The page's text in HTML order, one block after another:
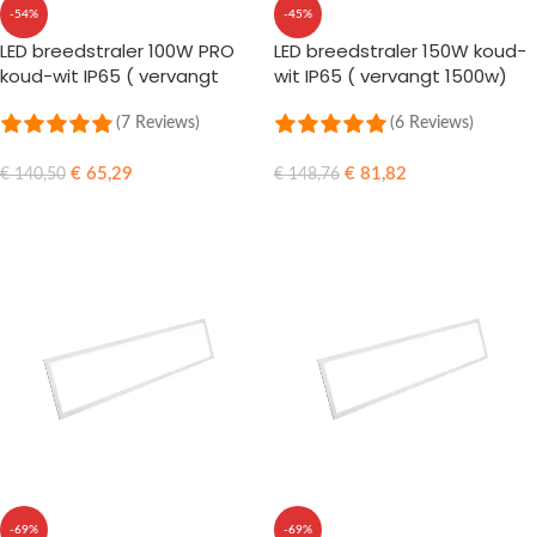
-54%
LED breedstraler 100W PRO
koud-wit IP65 ( vervangt
(7 Reviews)
€140,50 € 65,29
-45%
LED breedstraler 150W koud-
wit IP65 ( vervangt 1500w)
(6 Reviews)
€148,76 € 81,82
-69% -69%